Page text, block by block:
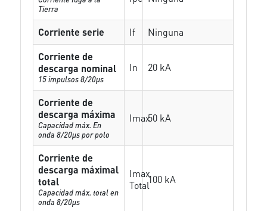
Tierra
Corriente serie If
Ninguna
Corriente de
descarga nominal
15 impulsos 8/20µs
In 20 kA
Corriente de
descarga máxima
Capacidad máx. En
onda 8/20µs por polo
Imax50 kA
Corriente de
descarga máximal
total
Capacidad máx. total en
onda 8/20µs
Imax
Total100 kA